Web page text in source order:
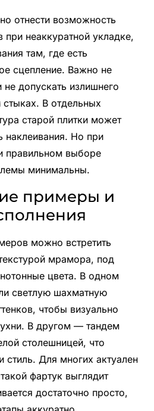
отнести возможность
при неаккуратной укладке,
там, где есть
сцепление. Важно не
не допускать излишнего
стыках. В отдельных
старой плитки может
наклеивания. Но при
правильном выборе
минимальны.
примеры и
можно встретить
мрамора, под
цвета. В одном
светлую шахматную
чтобы визуально
В другом — тандем
столешницей, что
стиль. Для многих актуален
фартук выглядит
достаточно просто,